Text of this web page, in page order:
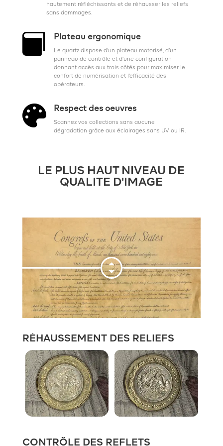
hautement réfléchissants et de réhausser les reliefs
sans dommages.
 Plateau ergonomique
Le quartz dispose d’un plateau motorisé, d’un
panneau de contrôle et d’une configuration
donnant accès aux trois côtés pour maximiser le
confort de numérisation et l’efficacité des
opérateurs.
 Respect des oeuvres
Scannez vos collections sans aucune
dégradation grâce aux éclairages sans UV ou IR.
LE PLUS HAUT NIVEAU DE
QUALITE D'IMAGE
RÉHAUSSEMENT DES RELIEFS
CONTRÔLE DES REFLETS